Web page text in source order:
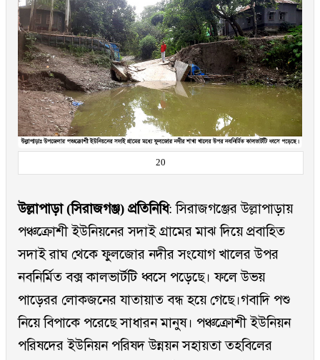
20
উল্লাপাড়া (সিরাজগঞ্জ) প্রতিনিধি: সিরাজগঞ্জের উল্লাপাড়ায়
পঞ্চক্রোশী ইউনিয়নের সদাই গ্রামের মাঝ দিয়ে প্রবাহিত
সদাই রাঘ থেকে ফুলজোর নদীর সংযোগ খালের উপর
নবনির্মিত বক্স কালভার্টটি ধ্বসে পড়েছে। ফলে উভয়
পাড়েরর লোকজনের যাতায়াত বন্ধ হয়ে গেছে।গবাদি পশু
নিয়ে বিপাকে পরেছে সাধারন মানুষ। পঞ্চক্রোশী ইউনিয়ন
পরিষদের ইউনিয়ন পরিষদ উন্নয়ন সহায়তা তহবিলের